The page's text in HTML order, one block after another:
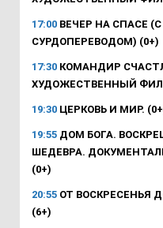
17:00 ВЕЧЕР НА СПАСЕ (С
СУРДОПЕРЕВОДОМ) (0+)
17:30 КОМАНДИР
ХУДОЖЕСТВЕННЫЙ
19:30 ЦЕРКОВЬ И МИР.
19:55 ДОМ БОГА.
ШЕДЕВРА.
(0+)
20:55 ОТ ВОСКРЕСЕНЬЯ
(6+)